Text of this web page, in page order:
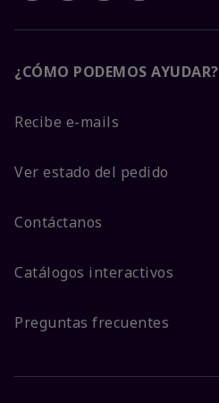
¿CÓMO PODEMOS AYUDAR?
Recibe e-mails
Ver estado del pedido
Contáctanos
Catálogos interactivos
Preguntas frecuentes